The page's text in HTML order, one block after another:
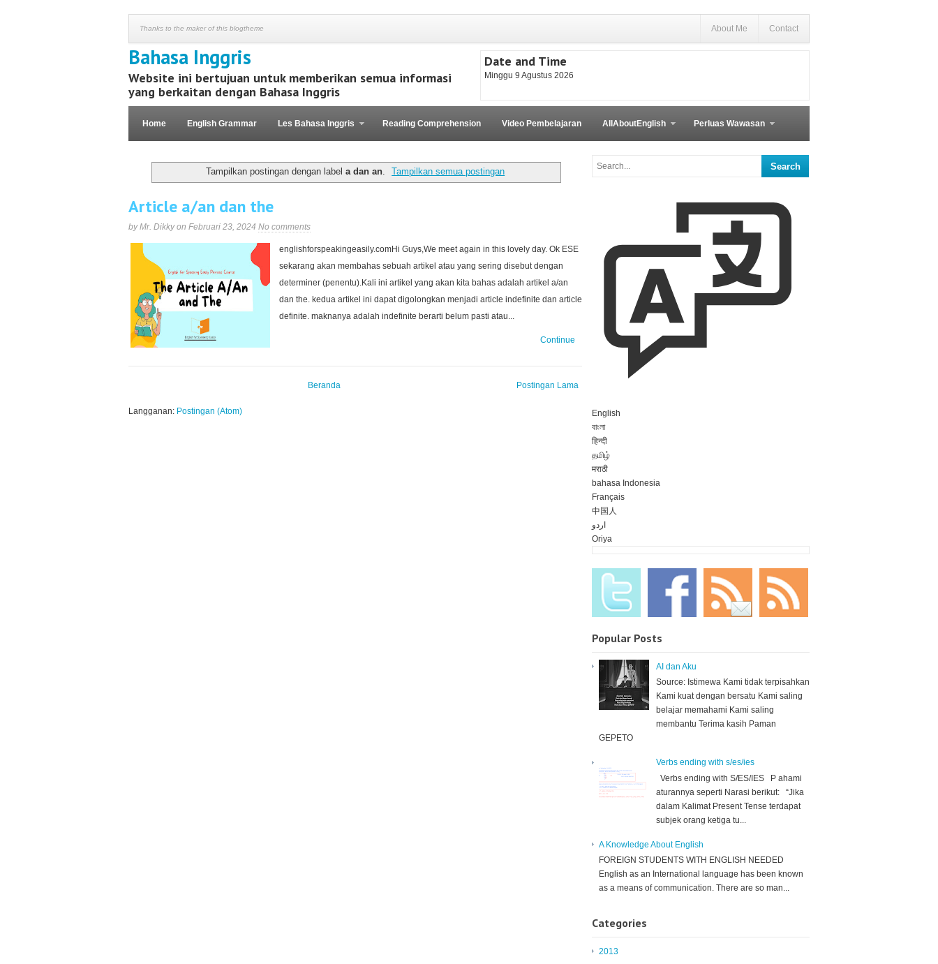
Thanks to the maker of this blogtheme About Me Contact
Bahasa Inggris
Website ini bertujuan untuk memberikan semua informasi
yang berkaitan dengan Bahasa Inggris
Date and Time
Minggu 9 Agustus 2026
Home English Grammar Les Bahasa Inggris Reading Comprehension Video Pembelajaran AllAboutEnglish Perluas Wawasan
Tampilkan postingan dengan label a dan an. Tampilkan semua postingan
Article a/an dan the
by Mr. Dikky on Februari 23, 2024 No comments
englishforspeakingeasily.comHi Guys,We meet again in this lovely day. Ok ESE
sekarang akan membahas sebuah artikel atau yang sering disebut dengan
determiner (penentu).Kali ini artikel yang akan kita bahas adalah artikel a/an
dan the. kedua artikel ini dapat digolongkan menjadi article indefinite dan article
definite. maknanya adalah indefinite berarti belum pasti atau...
Continue
Postingan Lama
Beranda
Langganan: Postingan (Atom)
English
বাংলা
हिन्दी
தமிழ்
मराठी
bahasa Indonesia
Français
中国人
اردو
Oriya
Popular Posts
AI dan Aku
Source: Istimewa Kami tidak terpisahkan
Kami kuat dengan bersatu Kami saling
belajar memahami Kami saling
membantu Terima kasih Paman
GEPETO
Verbs ending with s/es/ies
Verbs ending with S/ES/IES P ahami
aturannya seperti Narasi berikut: “Jika
dalam Kalimat Present Tense terdapat
subjek orang ketiga tu...
A Knowledge About English
FOREIGN STUDENTS WITH ENGLISH NEEDED
English as an International language has been known
as a means of communication. There are so man...
Categories
2013